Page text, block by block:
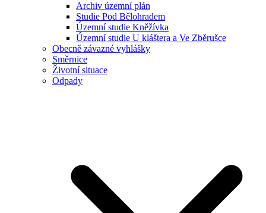
Archiv územní plán
Studie Pod Bělohradem
Územní studie Kněžívka
Územní studie U kláštera a Ve Zběrušce
Obecně závazné vyhlášky
Směrnice
Životní situace
Odpady